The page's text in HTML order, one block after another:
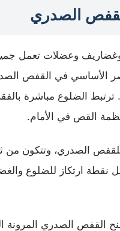
الصدري
وعضلات تعمل
الأساسي في القفص
ترتبط الضلوع مباشرة
القص في الأمام.
الصدري، وتتكون من
نقطة ارتكاز للضلوع
القفص الصدري المرونة